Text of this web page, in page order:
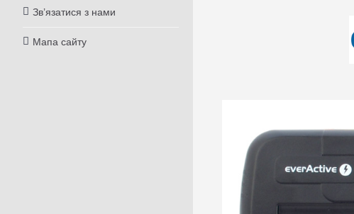
Зв’язатися з нами
Мапа сайту